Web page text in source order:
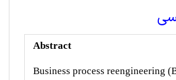
Abstract
Business process reengineering